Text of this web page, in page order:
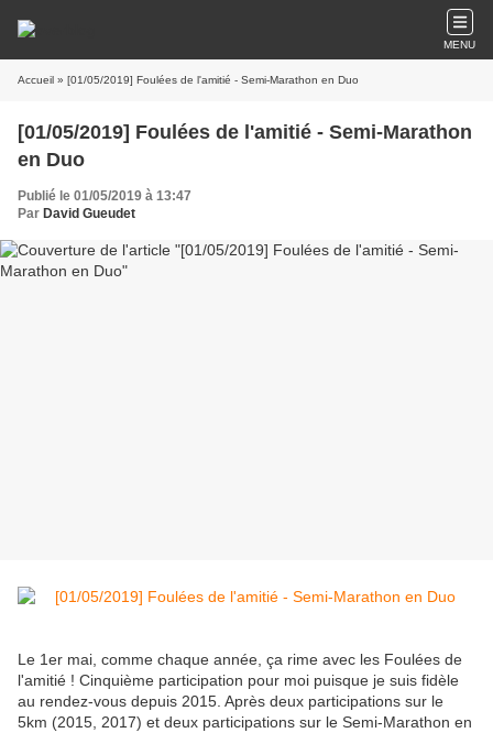
MENU
Accueil » [01/05/2019] Foulées de l'amitié - Semi-Marathon en Duo
[01/05/2019] Foulées de l'amitié - Semi-Marathon
en Duo
Publié le 01/05/2019 à 13:47
Par David Gueudet
Le 1er mai, comme chaque année, ça rime avec les Foulées de
l'amitié ! Cinquième participation pour moi puisque je suis fidèle
au rendez-vous depuis 2015. Après deux participations sur le
5km (2015, 2017) et deux participations sur le Semi-Marathon en